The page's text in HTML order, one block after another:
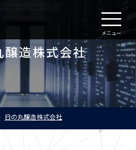
メニュー
醸造株式会社
日の丸醸造株式会社